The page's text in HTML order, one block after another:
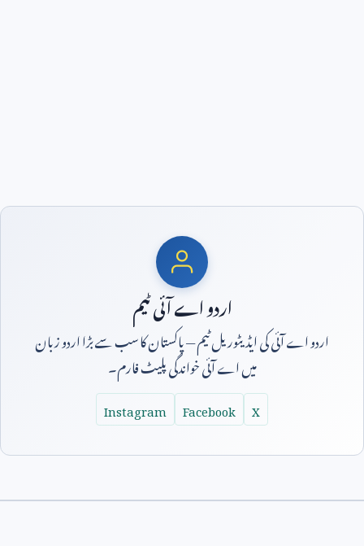
اردو اے آئی ٹیم
اردو اے آئی کی ایڈیٹوریل ٹیم — پاکستان کا سب سے بڑا اردو زبان
میں اے آئی خواندگی پلیٹ فارم۔
X
Facebook
Instagram